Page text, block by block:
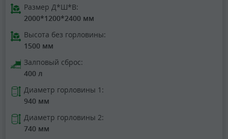
Размер Д*Ш*В:
2000*1200*2400 мм
Высота без горловины:
1500 мм
Залповый сброс:
400 л
Диаметр горловины 1:
940 мм
Диаметр горловины 2:
740 мм